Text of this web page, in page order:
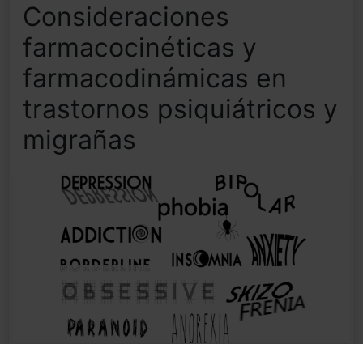
Consideraciones
farmacocinéticas y
farmacodinámicas en
trastornos psiquiátricos y
migrañas